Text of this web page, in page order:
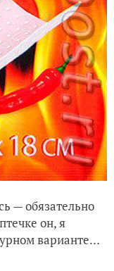
— обязательно
он, я
варианте…